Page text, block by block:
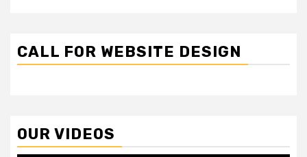
CALL FOR WEBSITE DESIGN
OUR VIDEOS